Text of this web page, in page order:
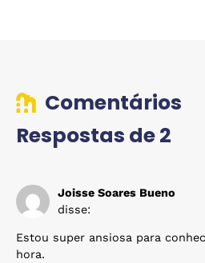
Comentários
Respostas de 2
Joisse Soares Bueno
disse:
Estou super ansiosa para
hora.